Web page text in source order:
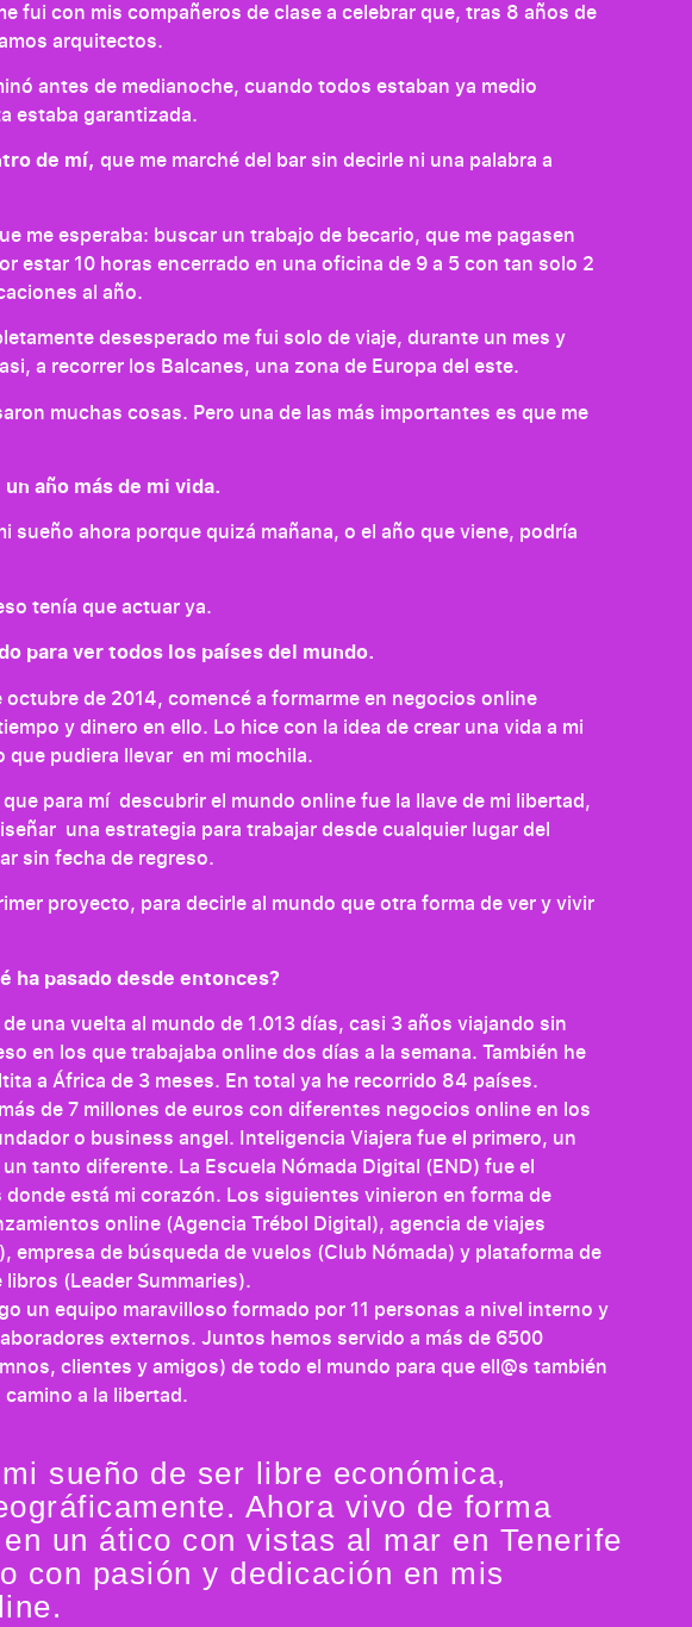
fui con mis compañeros de clase a celebrar que, tras 8 años de
arquitectos.
antes de medianoche, cuando todos estaban ya medio
estaba garantizada.
de mí, que me marché del bar sin decirle ni una palabra a
me esperaba: buscar un trabajo de becario, que me pagasen
estar 10 horas encerrado en una oficina de 9 a 5 con tan solo 2
al año.
desesperado me fui solo de viaje, durante un mes y
a recorrer los Balcanes, una zona de Europa del este.
muchas cosas. Pero una de las más importantes es que me
año más de mi vida.
sueño ahora porque quizá mañana, o el año que viene, podría
tenía que actuar ya.
para ver todos los países del mundo.
octubre de 2014, comencé a formarme en negocios online
y dinero en ello. Lo hice con la idea de crear una vida a mi
que pudiera llevar en mi mochila.
para mí descubrir el mundo online fue la llave de mi libertad,
una estrategia para trabajar desde cualquier lugar del
sin fecha de regreso.
proyecto, para decirle al mundo que otra forma de ver y vivir
ha pasado desde entonces?
una vuelta al mundo de 1.013 días, casi 3 años viajando sin
en los que trabajaba online dos días a la semana. También he
a África de 3 meses. En total ya he recorrido 84 países.
de 7 millones de euros con diferentes negocios online en los
o business angel. Inteligencia Viajera fue el primero, un
tanto diferente. La Escuela Nómada Digital (END) fue el
donde está mi corazón. Los siguientes vinieron en forma de
online (Agencia Trébol Digital), agencia de viajes
empresa de búsqueda de vuelos (Club Nómada) y plataforma de
libros (Leader Summaries).
un equipo maravilloso formado por 11 personas a nivel interno y
externos. Juntos hemos servido a más de 6500
clientes y amigos) de todo el mundo para que ell@s también
a la libertad.
sueño de ser libre económica,
Ahora vivo de forma
un ático con vistas al mar en Tenerife
con pasión y dedicación en mis